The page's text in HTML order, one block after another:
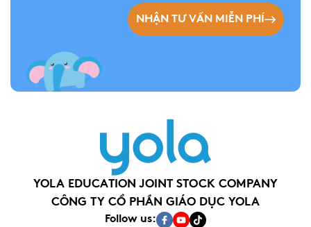
NHẬN TƯ VẤN MIỄN PHÍ
YOLA EDUCATION JOINT STOCK COMPANY
CÔNG TY CỔ PHẦN GIÁO DỤC YOLA
Follow us: